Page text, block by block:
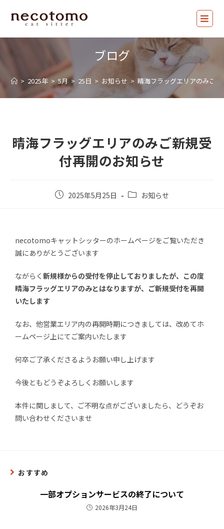
ブログ
> 2025年 > 5月 > 25日 > お知らせ > 晴海フラッグエリアのみご
晴海フラッグエリアのみご新規受
付再開のお知らせ
2025年5月25日 お知らせ
necotomoキャットシッターのホームページをご覧いただき
誠にありがとうございます
ながらく 新規様からの受付を停止しておりましたが、この度
晴海フラッグエリアのみとはなりますが、ご新規受付を再開
いたします
なお、他営業エリア内の再開時期につきましては、改めてホ
ームページ上にてご案内いたします
何卒ご了承くださるようお願い申し上げます
今後ともどうぞよろしくお願いします
本件に関しまして、ご不明な点がございましたら、どうぞお
問い合わせくださいませ
おすすめ
一部オプションサービスの終了について
2026年3月24日